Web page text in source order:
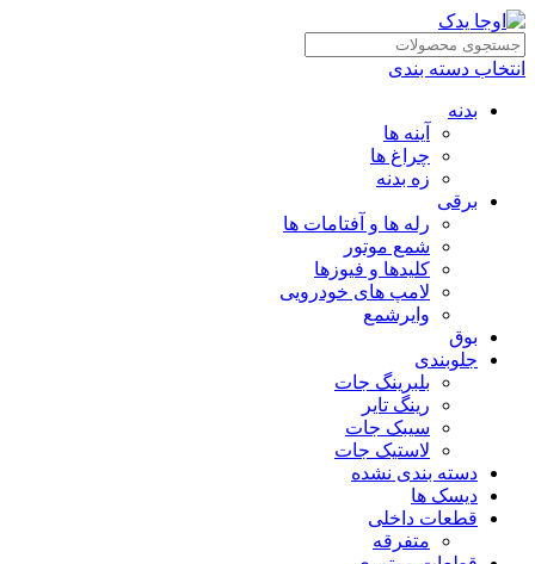
انتخاب دسته بندی
بدنه
آینه ها
چراغ ها
زه بدنه
برقی
رله ها و آفتامات ها
شمع موتور
کلیدها و فیوزها
لامپ های خودرویی
وایرشمع
بوق
جلوبندی
بلبرینگ جات
رینگ تایر
سیبک جات
لاستیک جات
دسته بندی نشده
دیسک ها
قطعات داخلی
متفرقه